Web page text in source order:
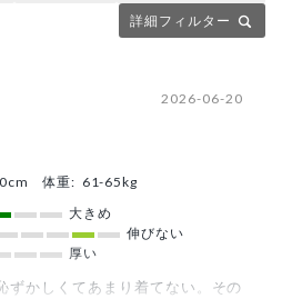
詳細フィルター
2026-06-20
体重: 61-65kg
大きめ
伸びない
厚い
ずかしくてあまり着てない。その